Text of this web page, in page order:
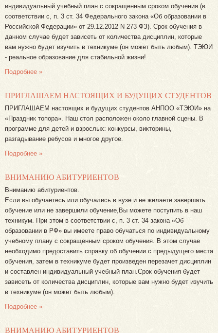
индивидуальный учебный план с сокращенным сроком обучения (в
соответствии с, п. 3 ст. 34 Федерального закона «Об образовании в
Российской Федерации» от 29.12.2012 N 273-ФЗ). Срок обучения в
данном случае будет зависеть от количества дисциплин, которые
вам нужно будет изучить в техникуме (он может быть любым). ТЭЮИ
- реальное образование для стабильной жизни!
Подробнее »
ПРИГЛАШАЕМ НАСТОЯЩИХ И БУДУЩИХ СТУДЕНТОВ
ПРИГЛАШАЕМ настоящих и будущих студентов АНПОО «ТЭЮИ» на
«Праздник топора». Наш стол расположен около главной сцены. В
программе для детей и взрослых: конкурсы, викторины,
разгадывание ребусов и многое другое.
Подробнее »
ВНИМАНИЮ АБИТУРИЕНТОВ
Вниманию абитуриентов.
Если вы обучаетесь или обучались в вузе и не желаете завершать
обучение или не завершили обучение,Вы можете поступить в наш
техникум. При этом в соответствии с, п. 3 ст. 34 закона «Об
образовании в РФ» вы имеете право обучаться по индивидуальному
учебному плану с сокращенным сроком обучения. В этом случае
необходимо предоставить справку об обучении с предыдущего места
обучения, затем в техникуме будет произведен перезачет дисциплин
и составлен индивидуальный учебный план.Срок обучения будет
зависеть от количества дисциплин, которые вам нужно будет изучить
в техникуме (он может быть любым).
Подробнее »
ВНИМАНИЮ АБИТУРИЕНТОВ